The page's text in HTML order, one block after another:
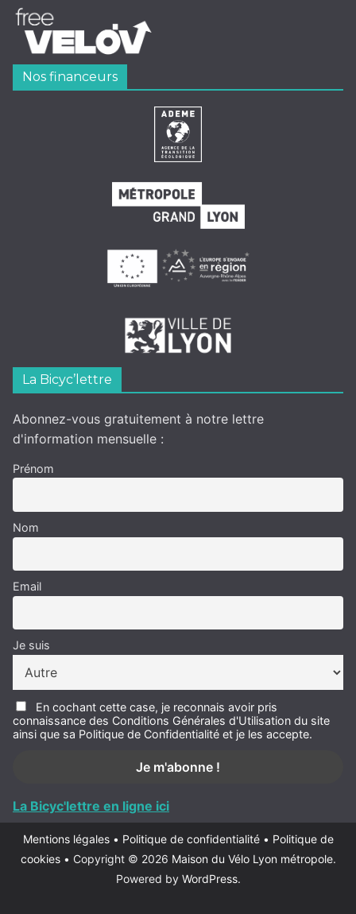
Nos financeurs
La Bicyc’lettre
Abonnez-vous gratuitement à notre lettre
d'information mensuelle :
Prénom
Nom
Email
Je suis
En cochant cette case, je reconnais avoir pris
connaissance des Conditions Générales d'Utilisation du site
ainsi que sa Politique de Confidentialité et je les accepte.
La Bicyc'lettre en ligne ici
Mentions légales • Politique de confidentialité • Politique de
cookies • Copyright © 2026 Maison du Vélo Lyon métropole.
Powered by WordPress.